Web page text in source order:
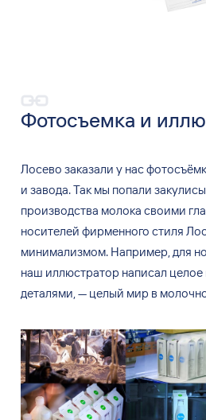
Фотосъемка и
Лосево заказали у нас
и завода. Так мы попали
производства молока своими
носителей фирменного стиля
минимализмом. Например, для
наш иллюстратор написал целое
деталями,—целый мир в